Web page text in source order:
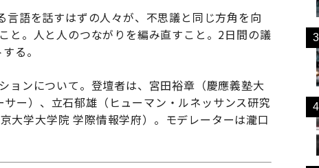
言語を話すはずの人々が、不思議と同じ方角を向
と。人と人のつながりを編み直すこと。2日間の議
る。
ョンについて。登壇者は、宮田裕章（慶應義塾大
ー）、立石郁雄（ヒューマン・ルネッサンス研究
大学大学院 学際情報学府）。モデレーターは瀧口